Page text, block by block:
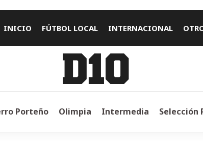
INICIO FÚTBOL LOCAL INTERNACIONAL
Porteño Olimpia Intermedia Selección